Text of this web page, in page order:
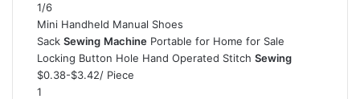
1/6
Mini Handheld Manual Shoes
Sack Sewing Machine Portable for Home for Sale
Locking Button Hole Hand Operated Stitch Sewing
$0.38-$3.42/ Piece
1